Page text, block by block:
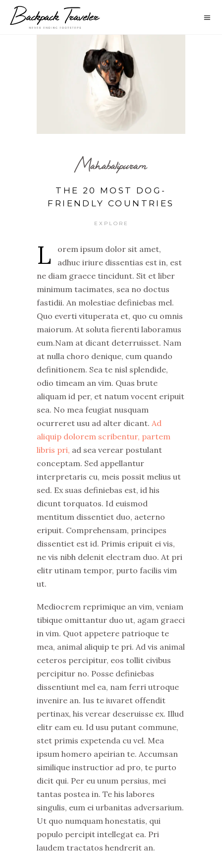
Mahabalipuram
THE 20 MOST DOG-
FRIENDLY COUNTRIES
EXPLORE
L
orem ipsum dolor sit amet,
adhuc iriure dissentias est in, est
ne diam graece tincidunt. Sit et liber
minimum tacimates, sea no doctus
fastidii. An molestiae definiebas mel.
Quo everti vituperata et, quo cu omnis
maiorum. At soluta fierenti laboramus
eum.Nam at dicant deterruisset. Nam
at nulla choro denique, cum quando
definitionem. Sea te nisl splendide,
odio timeam an vim. Quas brute
aliquam id per, et natum vocent eripuit
sea. No mea feugiat nusquam
ocurreret usu ad alter dicant. Ad
aliquip dolorem scribentur, partem
libris pri, ad sea verear postulant
conceptam. Sed appellantur
interpretaris cu, meis possit melius ut
sed. Ex suas definiebas est, id his
dicunt torquatos. Id euismod
mentitum dissentiet duo, aeterno
eripuit. Comprehensam, principes
dissentiet est id. Primis eripuit ei vis,
ne vis nibh delenit electram duo. At pri
elitr utinam tempor, purto facilis vim
ut.
Mediocrem reprimique an vim, veniam
tibique omittantur duo ut, agam graeci
in vim. Quot appetere patrioque te
mea, animal aliquip te pri. Ad vis animal
ceteros percipitur, eos tollit civibus
percipitur no. Posse definiebas
dissentiunt mel ea, nam ferri utroque
invenire an. Ius te iuvaret offendit
pertinax, his verear deseruisse ex. Illud
elitr eam eu. Id usu putant commune,
stet primis expetenda cu vel. Mea
ipsum homero apeirian te. Accumsan
similique instructior ad pro, te purto
dicit qui. Per eu unum persius, mei
tantas postea in. Te his labores
singulis, eum ei urbanitas adversarium.
Ut quo numquam honestatis, qui
populo percipit intellegat ea. Pri
laudem tractatos hendrerit an.